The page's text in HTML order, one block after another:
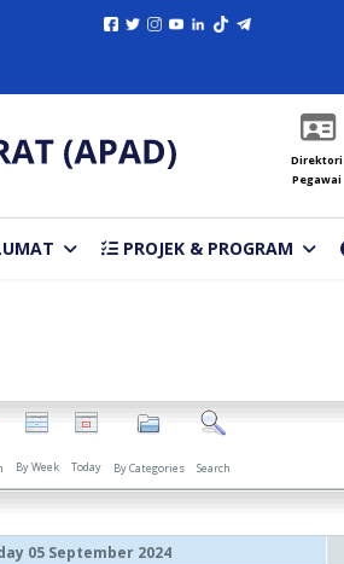
Direktori
Pegawai
PROJEK & PROGRAM
By Week Today By Categories Search
05 September 2024